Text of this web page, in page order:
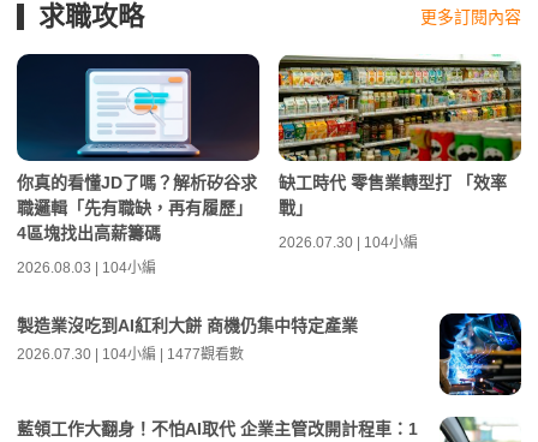
求職攻略 更多訂閱內容
你真的看懂JD了嗎？解析矽谷求
職邏輯「先有職缺，再有履歷」
4區塊找出高薪籌碼
2026.08.03 | 104小編
缺工時代 零售業轉型打 「效率
戰」
2026.07.30 | 104小編
製造業沒吃到AI紅利大餅 商機仍集中特定產業
2026.07.30 | 104小編 | 1477觀看數
藍領工作大翻身！不怕AI取代 企業主管改開計程車：1